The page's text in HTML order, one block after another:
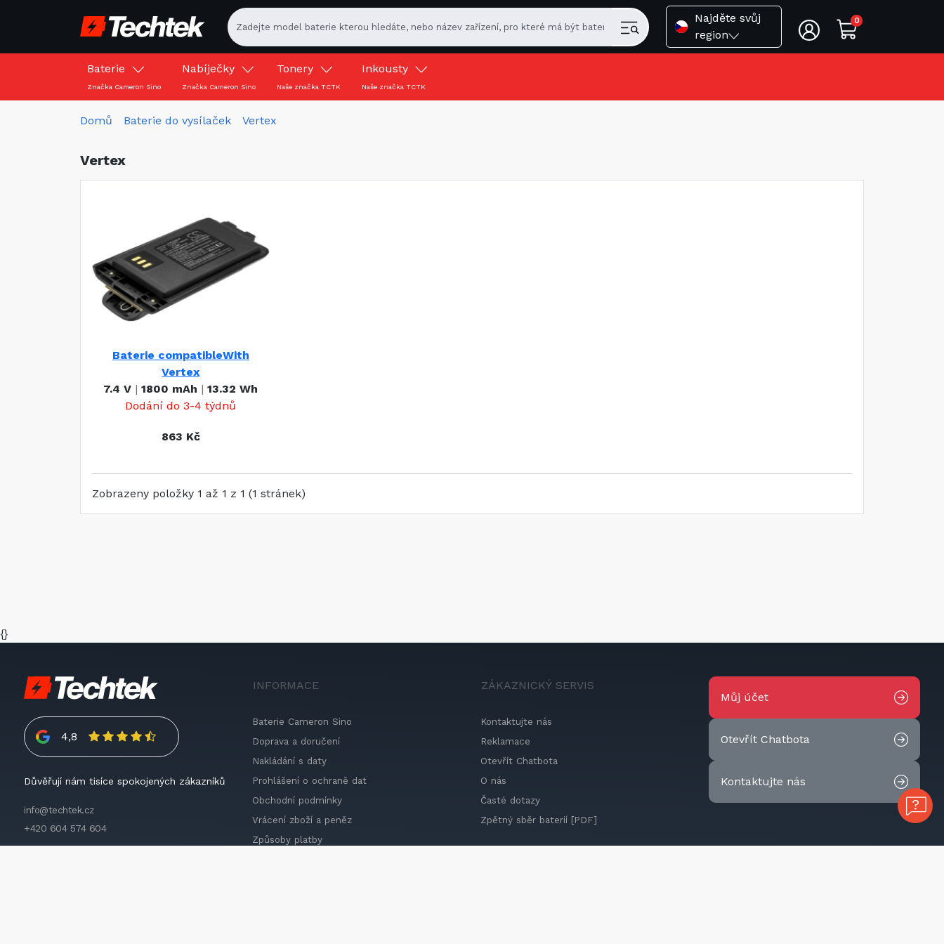
Najděte svůj
region
0
Baterie
Značka Cameron Sino
Nabíječky
Značka Cameron Sino
Tonery
Naše značka TCTK
Inkousty
Naše značka TCTK
Domů Baterie do vysílaček Vertex
Vertex
Baterie compatibleWith
Vertex
7.4 V | 1800 mAh | 13.32 Wh
Dodání do 3-4 týdnů
863 Kč
Zobrazeny položky 1 až 1 z 1 (1 stránek)
{}
4,8
Důvěřují nám tisíce spokojených zákazníků
info@techtek.cz
+420 604 574 604
INFORMACE
Baterie Cameron Sino
Doprava a doručení
Nakládání s daty
Prohlášení o ochraně dat
Obchodní podmínky
Vrácení zboží a peněz
Způsoby platby
ZÁKAZNICKÝ SERVIS
Kontaktujte nás
Reklamace
Otevřít Chatbota
O nás
Časté dotazy
Zpětný sběr baterií [PDF]
Můj účet
Otevřít Chatbota
Kontaktujte nás